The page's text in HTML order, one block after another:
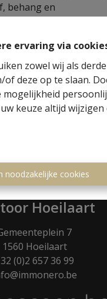
ervaring via
zowel wij als
deze op te slaan.
keuze altijd
noodzakelijke cookies
behang en
Hoeilaart
7
1560 Hoeilaart
(0)2 657 36 99